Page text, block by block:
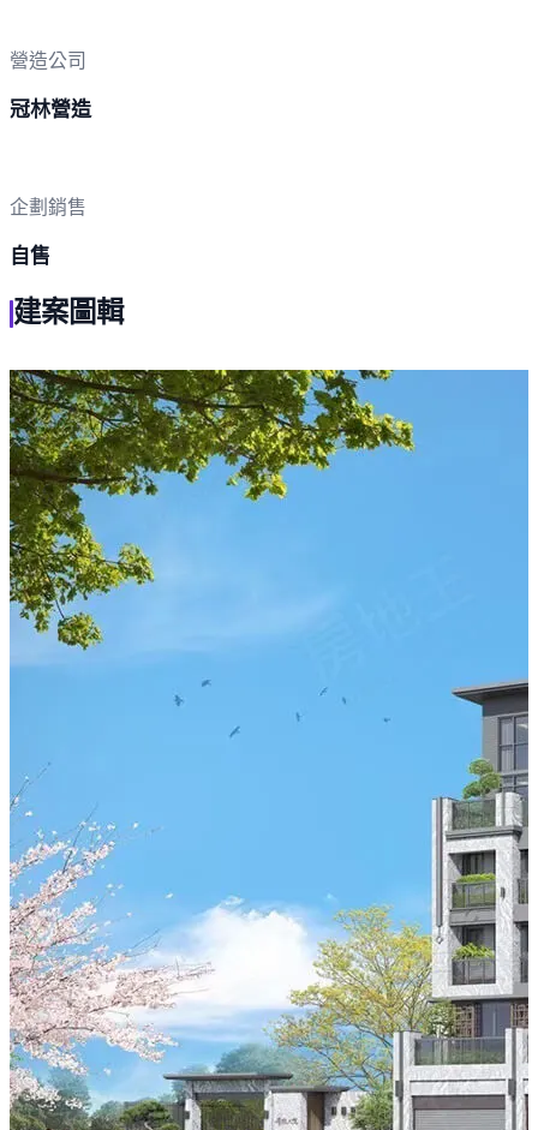
營造公司
冠林營造
企劃銷售
自售
建案圖輯